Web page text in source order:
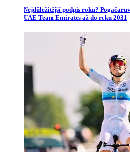
Nejdůležitější podpis roku?
UAE Team Emirates až do roku 2031